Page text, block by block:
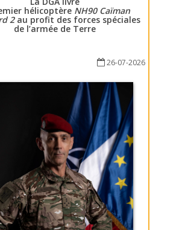
hélicoptère NH90 Caïman
2au profit des forces spéciales
de l’armée de Terre
26-07-2026